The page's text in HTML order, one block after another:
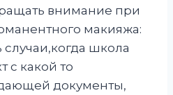
внимание при
макияжа:
случаи,когда школа
с какой то
документы,